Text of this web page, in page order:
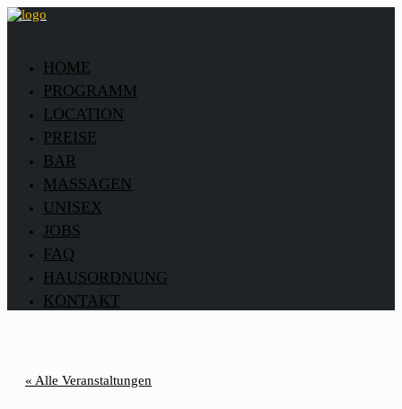
HOME
PROGRAMM
LOCATION
PREISE
BAR
MASSAGEN
UNISEX
JOBS
FAQ
HAUSORDNUNG
KONTAKT
« Alle Veranstaltungen